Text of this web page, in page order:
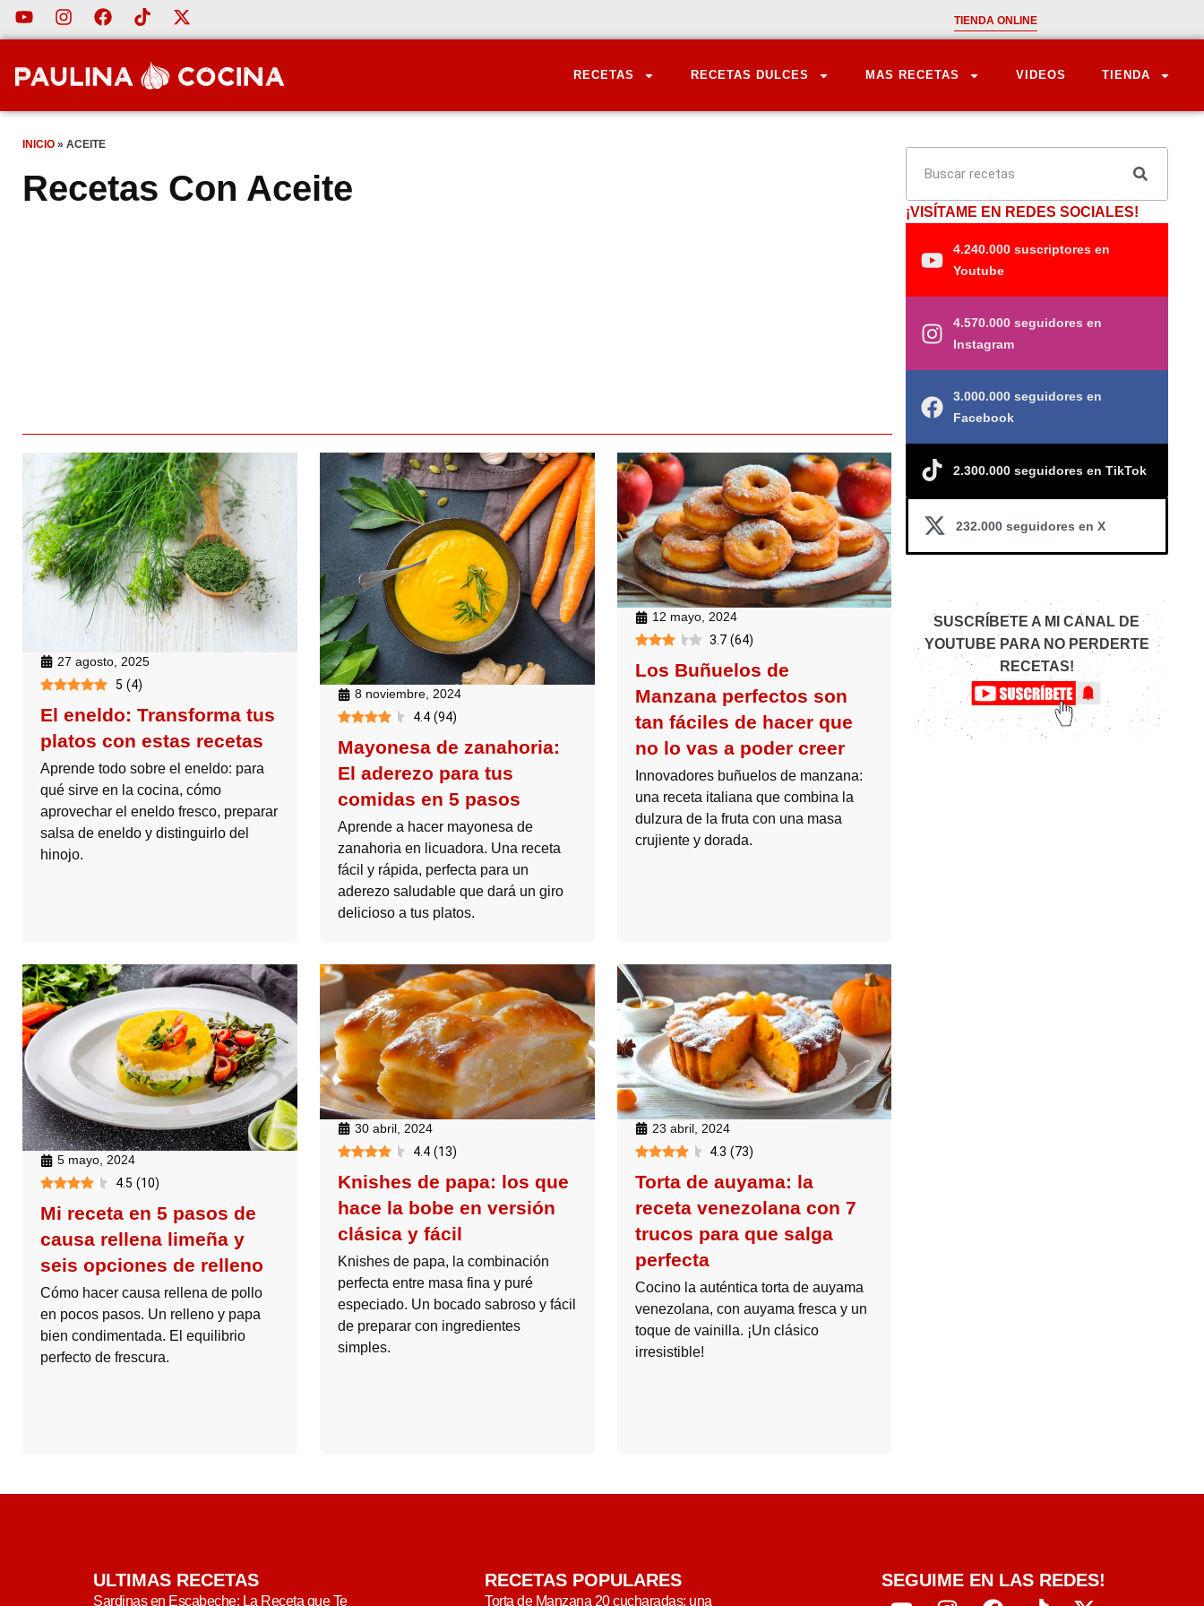
TIENDA ONLINE
RECETAS RECETAS DULCES MAS RECETAS VIDEOS TIENDA
INICIO » ACEITE
Recetas Con Aceite
27 agosto, 2025
5 (4)
El eneldo: Transforma tus
platos con estas recetas
Aprende todo sobre el eneldo: para
qué sirve en la cocina, cómo
aprovechar el eneldo fresco, preparar
salsa de eneldo y distinguirlo del
hinojo.
8 noviembre, 2024
4.4 (94)
Mayonesa de zanahoria:
El aderezo para tus
comidas en 5 pasos
Aprende a hacer mayonesa de
zanahoria en licuadora. Una receta
fácil y rápida, perfecta para un
aderezo saludable que dará un giro
delicioso a tus platos.
12 mayo, 2024
3.7 (64)
Los Buñuelos de
Manzana perfectos son
tan fáciles de hacer que
no lo vas a poder creer
Innovadores buñuelos de manzana:
una receta italiana que combina la
dulzura de la fruta con una masa
crujiente y dorada.
5 mayo, 2024
4.5 (10)
Mi receta en 5 pasos de
causa rellena limeña y
seis opciones de relleno
Cómo hacer causa rellena de pollo
en pocos pasos. Un relleno y papa
bien condimentada. El equilibrio
perfecto de frescura.
30 abril, 2024
4.4 (13)
Knishes de papa: los que
hace la bobe en versión
clásica y fácil
Knishes de papa, la combinación
perfecta entre masa fina y puré
especiado. Un bocado sabroso y fácil
de preparar con ingredientes
simples.
23 abril, 2024
4.3 (73)
Torta de auyama: la
receta venezolana con 7
trucos para que salga
perfecta
Cocino la auténtica torta de auyama
venezolana, con auyama fresca y un
toque de vainilla. ¡Un clásico
irresistible!
¡VISÍTAME EN REDES SOCIALES!
4.240.000 suscriptores en
Youtube
4.570.000 seguidores en
Instagram
3.000.000 seguidores en
Facebook
2.300.000 seguidores en TikTok
232.000 seguidores en X
SUSCRÍBETE A MI CANAL DE
YOUTUBE PARA NO PERDERTE
RECETAS!
ULTIMAS RECETAS
Sardinas en Escabeche: La Receta que Te
RECETAS POPULARES
Torta de Manzana 20 cucharadas: una
SEGUIME EN LAS REDES!